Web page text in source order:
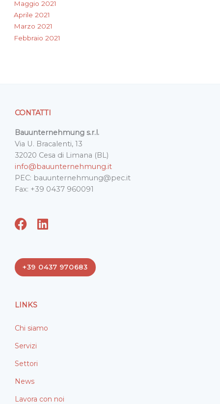
Maggio 2021
Aprile 2021
Marzo 2021
Febbraio 2021
CONTATTI
Bauunternehmung s.r.l.
Via U. Bracalenti, 13
32020 Cesa di Limana (BL)
info@bauunternehmung.it
PEC: bauunternehmung@pec.it
Fax: +39 0437 960091
F
e
b
k
L
k
e
+39 0437 970683
LINKS
Chi siamo
Servizi
Settori
News
Lavora con noi